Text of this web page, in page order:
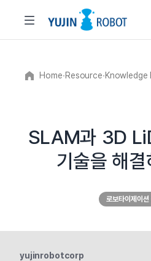
Home∙Resource∙Knowledge
SLAM과 3D
기술을 해
로보타이제이션
yujinrobotcorp